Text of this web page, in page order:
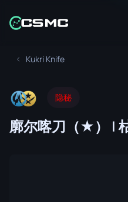
Kukri Knife
隐秘
廓尔喀刀（★） |